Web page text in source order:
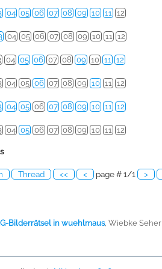
04 05 06 07 08 09 10 11 12
04 05 06 07 08 09 10 11 12
04 05 06 07 08 09 10 11 12
04 05 06 07 08 09 10 11 12
04 05 06 07 08 09 10 11 12
04 05 06 07 08 09 10 11 12
Thread << < page # 1/1 >
Bilderrätsel in wuehlmaus, Wiebke Seher